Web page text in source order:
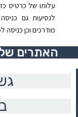
לנסיעות גם
מודרכים וכן
האתרים